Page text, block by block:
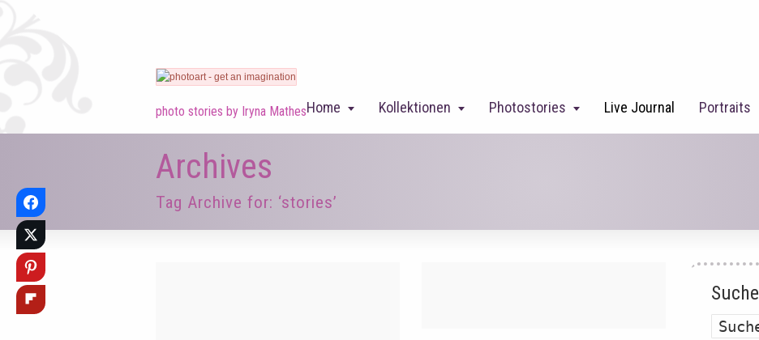
photo stories by Iryna MathesHome Kollektionen Photostories Live Journal Portraits
Archives
Tag Archive for: ‘stories’
Suche